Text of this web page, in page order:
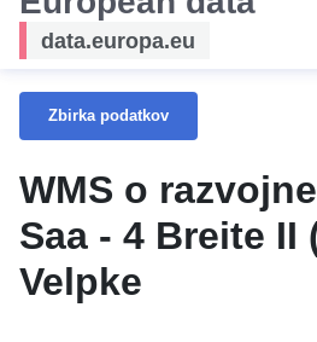
data.europa.eu
Zbirka podatkov
WMS o
Saa - 4 Breite II
Velpke